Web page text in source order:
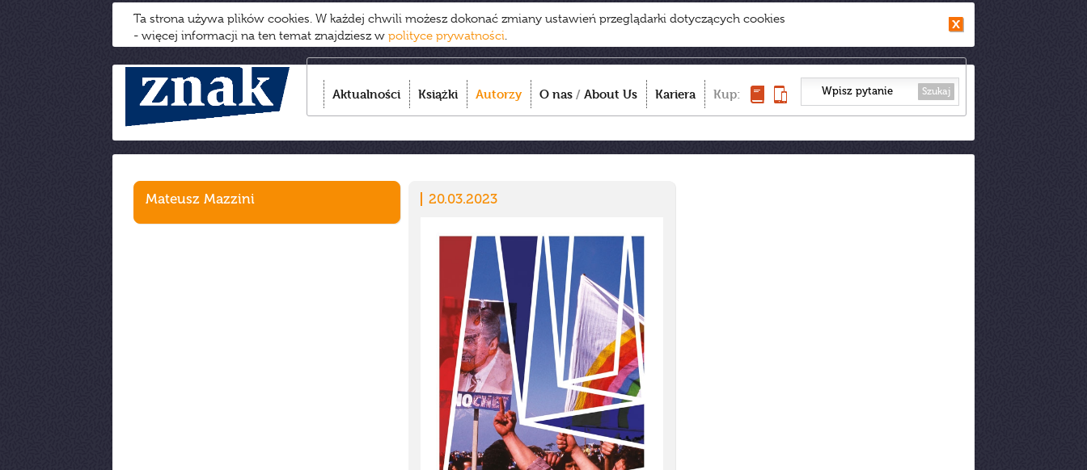
Ta strona używa plików cookies. W każdej chwili możesz dokonać zmiany ustawień przeglądarki dotyczących cookies
- więcej informacji na ten temat znajdziesz w polityce prywatności.
Aktualności Książki Autorzy O nas / About Us Kariera Kup: Szukaj
Mateusz Mazzini 20.03.2023